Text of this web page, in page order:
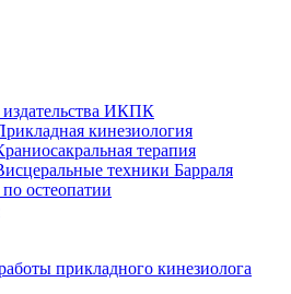
ИКПК
кинезиология
терапия
техники Барраля
остеопатии
прикладного кинезиолога